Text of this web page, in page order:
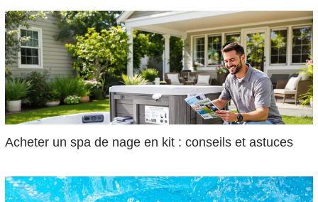
Acheter un spa de nage en kit : conseils et astuces